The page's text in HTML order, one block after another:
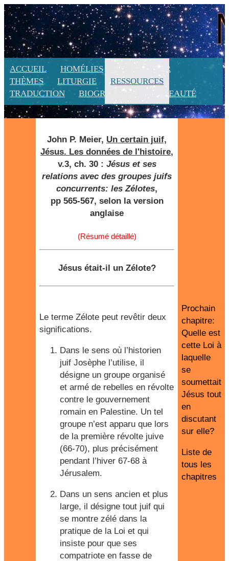
ACCUEIL HOMÉLIES
CALENDRIER
THÈMES
LITURGIE
RESSOURCES
TRADUCTION
BIOGRAPHIE NOUVEAUTÉ
John P. Meier, Un certain juif,
Jésus. Les données de l'histoire,
v.3, ch. 30 : Jésus et ses
relations avec des groupes juifs
concurrents: les Zélotes,
pp 565-567, selon la version
anglaise
(Résumé détaillé)
Jésus était-il un Zélote?
Le terme Zélote peut revêtir deux
significations.
Dans le sens où l’historien
juif Josèphe l’utilise, il
désigne un groupe organisé
et armé de rebelles en révolte
contre le gouvernement
romain en Palestine. Un tel
groupe n’est apparu que lors
de la première révolte juive
(66-70), plus précisément
pendant l’hiver 67-68 à
Jérusalem.
Dans un sens ancien et plus
large, il désigne tout juif qui
se montre zélé dans la
pratique de la Loi et qui
insiste pour que ses
compatriote en fasse de
Prochain
chapitre:
Quelle est
cette Loi à
laquelle
se
soumettait
Jésus tout
en
discutant
sur elle?
Liste de
tous les
chapitres